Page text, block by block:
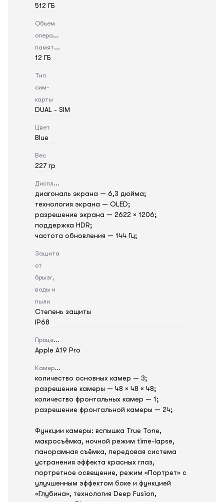
512 ГБ
Объем
оперативной
памяти
12 ГБ
Тип
сим-
карты
DUAL - SIM
Цвет
Blue
Вес
227 гр
Дисплей
диагональ экрана — 6,3 дюйма;
технология экрана — OLED;
разрешение экрана — 2622 × 1206;
поддержка HDR;
частота обновления — 144 Гц;
Защита
от
брызг,
воды и
пыли
Степень защиты
IP68
Процессор
Apple A19 Pro
Камера
количество основных камер — 3;
разрешение камеры — 48 × 48 × 48;
количество фронтальных камер — 1;
разрешение фронтальной камеры — 24;
Функции камеры: вспышка True Tone,
макросъёмка, ночной режим time-lapse,
панорамная съёмка, передовая система
устранения эффекта красных глаз,
портретное освещение, режим «Портрет» с
улучшенным эффектом боке и функцией
«Глубина», технология Deep Fusion,